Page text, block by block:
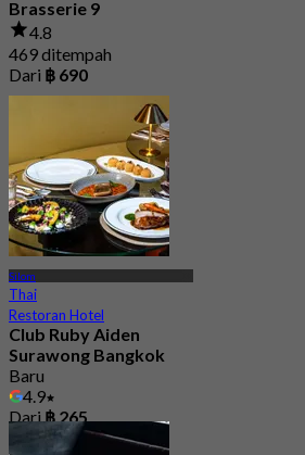
Brasserie 9
4.8
469 ditempah
Dari ฿ 690
Silom
Thai
Restoran Hotel
Club Ruby Aiden
Surawong Bangkok
Baru
4.9
Dari฿ 265